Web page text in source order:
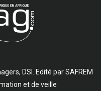
DSI. Edité par SAFREM
et de veille